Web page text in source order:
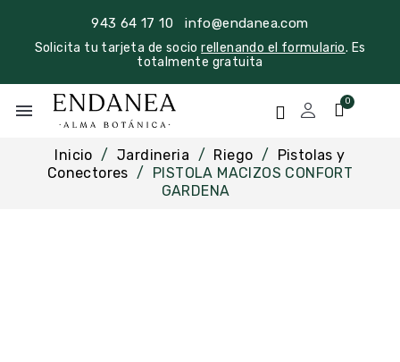
943 64 17 10 info@endanea.com
Solicita tu tarjeta de sociorellenando el formulario. Es
totalmente gratuita
menu
Inicio Jardineria Riego
Pistolas y
Conectores
PISTOLA MACIZOS CONFORT
GARDENA